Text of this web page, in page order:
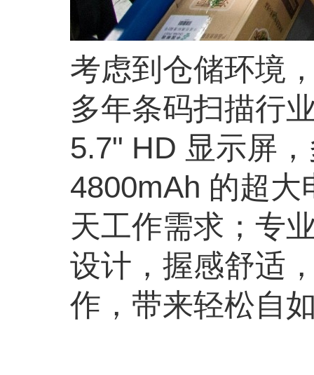
考虑到仓储环境
多年条码扫描行
5.7" HD 显示屏
4800mAh 的超
天工作需求；专
设计，握感舒适
作，带来轻松自